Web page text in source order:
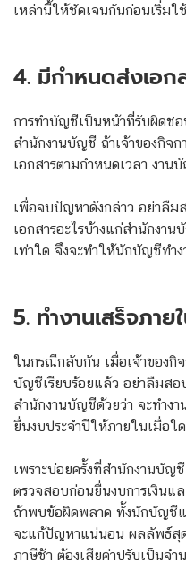
เหล่านี้ให้ชัดเจนกันก่อนเริ่มใ
4. มีกำหนดส่งเอก
การทำบัญชีเป็นหน้าที่รับผิดชอ
สำนักงานบัญชี ถ้าเจ้าของกิจ
เอกสารตามกำหนดเวลา งาน
เพื่อจบปัญหาดังกล่าว อย่าลืม
เอกสารอะไรบ้างแก่สำนักงา
เท่าใด จึงจะทำให้นักบัญชีทำง
5. ทำงานเสร็จภาย
ในกรณีกลับกัน เมื่อเจ้าของกิจ
บัญชีเรียบร้อยแล้ว อย่าลืมสอ
สำนักงานบัญชีด้วยว่า จะทำงา
ยื่นงบประจำปีให้ภายในเมื่อใด
เพราะบ่อยครั้งที่สำนักงานบัญ
ตรวจสอบก่อนยื่นงบการเงิน
ถ้าพบข้อผิดพลาด ทั้งนักบัญชีแ
จะแก้ปัญหาแน่นอน ผลลัพธ์สุด
ภาษีช้า ต้องเสียค่าปรับเป็นจำ